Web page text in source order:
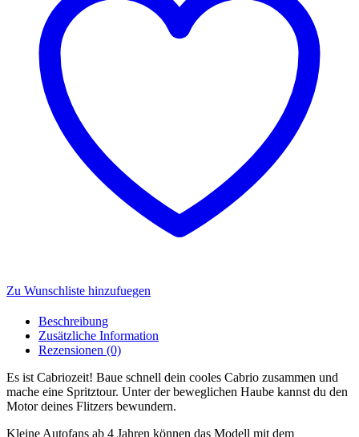
Zu Wunschliste hinzufuegen
Beschreibung
Zusätzliche Information
Rezensionen (0)
Es ist Cabriozeit! Baue schnell dein cooles Cabrio zusammen und
mache eine Spritztour. Unter der beweglichen Haube kannst du den
Motor deines Flitzers bewundern.
Kleine Autofans ab 4 Jahren können das Modell mit dem